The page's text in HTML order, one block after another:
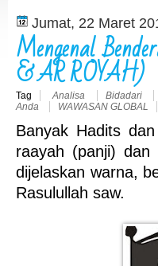
Jumat, 22 Maret
Mengenal
& AR ROYAH)
Tag Analisa Bidadari
Anda
WAWASAN GLOBAL
Banyak Hadits
raayah (panji) dan
dijelaskan warna,
Rasulullah saw.